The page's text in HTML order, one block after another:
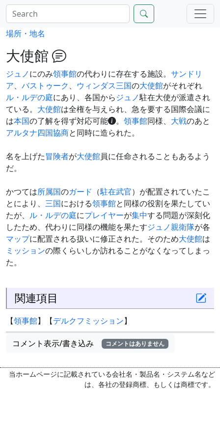
場所・地名
大使館
ジュノにのみ領事館の代わりに存在する施設。 サンドリ
ア、 バストゥーク、 ウィンダス三国の大使館がそれぞれ
ル・ルデの庭にあり、各国からジュノ駐在大使が派遣され
ている。 大使館は全権を与えられ、急を要する国際会議に
は本国の了解を得ず対応可能 。 領事館同様、 大戦のあと
アルタナ四国協商と同時に造られた。
名を上げた冒険者が大使館員に任命されることもあるよう
だ。
かつては所属国のガード （駐在武官）が配置されていたこ
とにより、 三国における領事館と同様の役割を果たしてい
たが、 ル・ルデの庭にプレイヤーが集中する問題が深刻化
したため、代わりに同様の機能を果たすジュノ親衛隊が各
マップに配置される扱いに修正された。そのため大使館は
ミッションの際くらいしか訪れることがなくなってしまっ
た。
関連項目
【領事館】【デルクフミッション】
コメント表示/書き込み コメントはありません
当ホームページに記載されている会社名・製品名・システム名など
は、各社の登録商標、もしくは商標です。